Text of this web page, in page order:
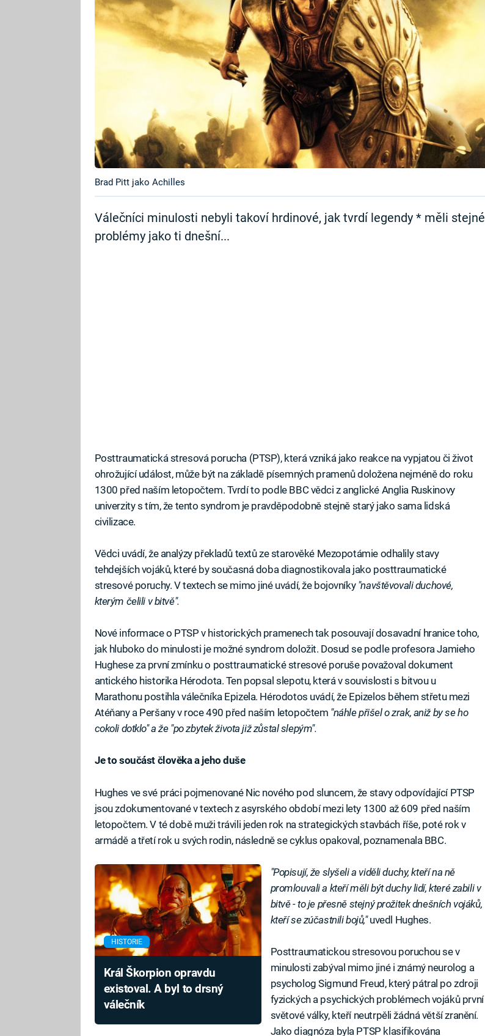
Brad Pitt jako Achilles
Válečníci minulosti nebyli takoví hrdinové, jak tvrdí legendy * měli stejné
problémy jako ti dnešní...
Posttraumatická stresová porucha (PTSP), která vzniká jako reakce na vypjatou či život
ohrožující událost, může být na základě písemných pramenů doložena nejméně do roku
1300 před naším letopočtem. Tvrdí to podle BBC vědci z anglické Anglia Ruskinovy
univerzity s tím, že tento syndrom je pravděpodobně stejně starý jako sama lidská
civilizace.
Vědci uvádí, že analýzy překladů textů ze starověké Mezopotámie odhalily stavy
tehdejších vojáků, které by současná doba diagnostikovala jako posttraumatické
stresové poruchy. V textech se mimo jiné uvádí, že bojovníky "navštěvovali duchové,
kterým čelili v bitvě".
Nové informace o PTSP v historických pramenech tak posouvají dosavadní hranice toho,
jak hluboko do minulosti je možné syndrom doložit. Dosud se podle profesora Jamieho
Hughese za první zmínku o posttraumatické stresové poruše považoval dokument
antického historika Hérodota. Ten popsal slepotu, která v souvislosti s bitvou u
Marathonu postihla válečníka Epizela. Hérodotos uvádí, že Epizelos během střetu mezi
Atéňany a Peršany v roce 490 před naším letopočtem "náhle přišel o zrak, aniž by se ho
cokoli dotklo" a že "po zbytek života již zůstal slepým".
Je to součást člověka a jeho duše
Hughes ve své práci pojmenované Nic nového pod sluncem, že stavy odpovídající PTSP
jsou zdokumentované v textech z asyrského období mezi lety 1300 až 609 před naším
letopočtem. V té době muži trávili jeden rok na strategických stavbách říše, poté rok v
armádě a třetí rok u svých rodin, následně se cyklus opakoval, poznamenala BBC.
HISTORIE
Král Škorpion opravdu
existoval. A byl to drsný
válečník
"Popisují, že slyšeli a viděli duchy, kteří na ně
promlouvali a kteří měli být duchy lidí, které zabili v
bitvě - to je přesně stejný prožitek dnešních vojáků,
kteří se zúčastnili bojů,"uvedl Hughes.
Posttraumatickou stresovou poruchou se v
minulosti zabýval mimo jiné i známý neurolog a
psycholog Sigmund Freud, který pátral po zdroji
fyzických a psychických problémech vojáků první
světové války, kteří neutrpěli žádná větší zranění.
Jako diagnóza byla PTSP klasifikována